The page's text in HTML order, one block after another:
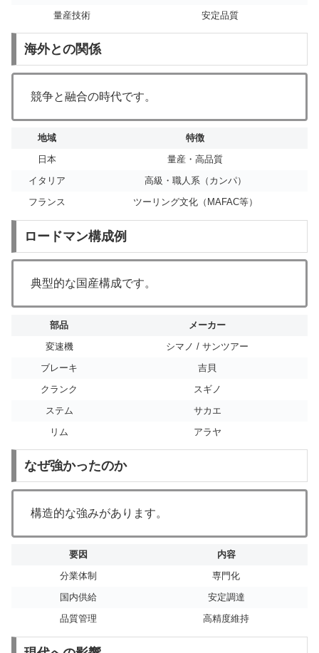
量産技術
安定品質
海外との関係
競争と融合の時代です。
地域
特徴
日本
量産・高品質
イタリア
高級・職人系（カンパ）
フランス
ツーリング文化（MAFAC等）
ロードマン構成例
典型的な国産構成です。
部品
メーカー
変速機
シマノ / サンツアー
ブレーキ
吉貝
クランク
スギノ
ステム
サカエ
リム
アラヤ
なぜ強かったのか
構造的な強みがあります。
要因
内容
分業体制
専門化
国内供給
安定調達
品質管理
高精度維持